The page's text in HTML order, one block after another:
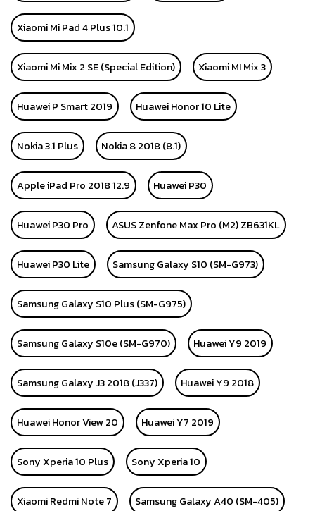
Xiaomi Mi Pad 4 Plus 10.1
Xiaomi Mi Mix 2 SE (Special Edition) Xiaomi MI Mix 3
Huawei P Smart 2019 Huawei Honor 10 Lite
Nokia 3.1 Plus Nokia 8 2018 (8.1)
Apple iPad Pro 2018 12.9 Huawei P30
Huawei P30 Pro ASUS Zenfone Max Pro (M2) ZB631KL
Huawei P30 Lite Samsung Galaxy S10 (SM-G973)
Samsung Galaxy S10 Plus (SM-G975)
Samsung Galaxy S10e (SM-G970) Huawei Y9 2019
Samsung Galaxy J3 2018 (J337) Huawei Y9 2018
Huawei Honor View 20 Huawei Y7 2019
Sony Xperia 10 Plus Sony Xperia 10
Xiaomi Redmi Note 7 Samsung Galaxy A40 (SM-405)